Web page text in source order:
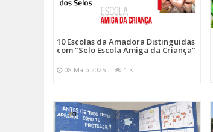
10 Escolas da Amadora Distinguidas
com "Selo Escola Amiga da Criança"
08 Maio 2025 1 K